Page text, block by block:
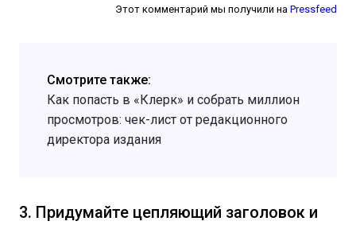
Этот комментарий мы получили на Pressfeed
Смотрите также:
Как попасть в «Клерк» и собрать миллион
просмотров: чек-лист от редакционного
директора издания
3. Придумайте цепляющий заголовок и